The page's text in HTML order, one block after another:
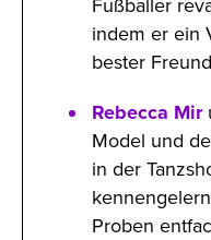
indem er ein
bester
Rebecca Mir
Model und
in der
Proben